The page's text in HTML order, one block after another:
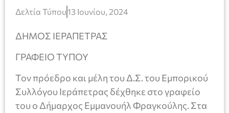
Δελτία Τύπου13 Ιουνίου, 2024
ΔΗΜΟΣ ΙΕΡΑΠΕΤΡΑΣ
ΓΡΑΦΕΙΟ ΤΥΠΟΥ
Τον πρόεδρο και μέλη του Δ.Σ. του Εμπορικού
Συλλόγου Ιεράπετρας δέχθηκε στο γραφείο
του ο Δήμαρχος Εμμανουήλ Φραγκούλης. Στα